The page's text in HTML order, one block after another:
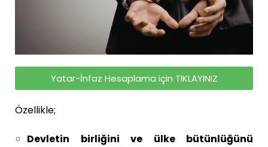
Yatar-İnfaz Hesaplama için TIKLAYINIZ
Özellikle;
Devletin birliğini ve ülke bütünlüğünü